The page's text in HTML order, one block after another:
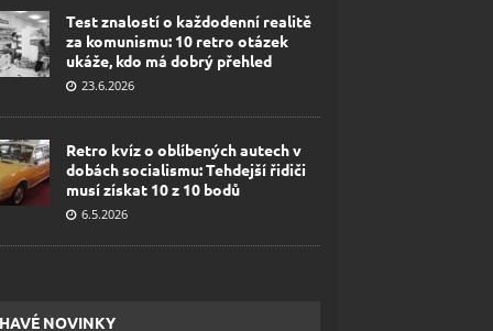
Test znalostí o každodenní realitě
za komunismu: 10 retro otázek
ukáže, kdo má dobrý přehled
23.6.2026
Retro kvíz o oblíbených autech v
dobách socialismu: Tehdejší řidiči
musí získat 10 z 10 bodů
6.5.2026
NOVINKY